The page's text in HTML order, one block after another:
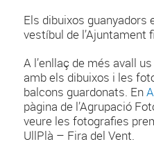
Els dibuixos guanyadors
vestíbul de l’Ajuntament
A l’enllaç de més avall
amb els dibuixos i les
balcons guardonats. En
pàgina de l’Agrupació
veure les fotografies
UllPlà – Fira del Vent.